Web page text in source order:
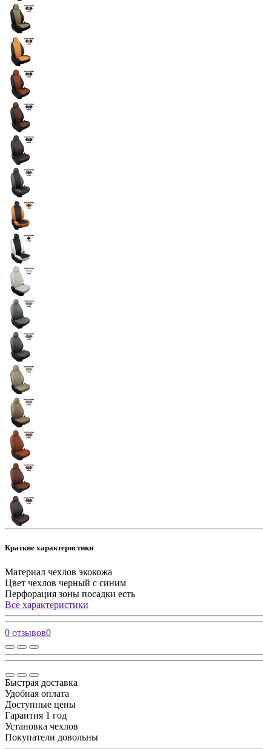
Краткие характеристики
Материал чехлов экокожа
Цвет чехлов черный с синим
Перфорация зоны посадки есть
Все характеристики
0 отзывов0
Быстрая доставка
Удобная оплата
Доступные цены
Гарантия 1 год
Установка чехлов
Покупатели довольны